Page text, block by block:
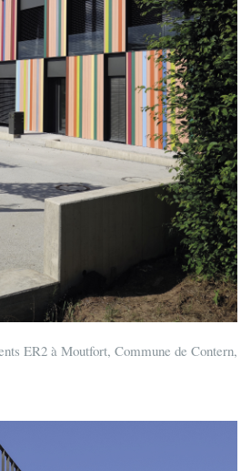
ER2 à Moutfort, Commune de Contern,